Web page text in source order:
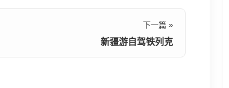
下一篇 »
新疆游自驾铁列克